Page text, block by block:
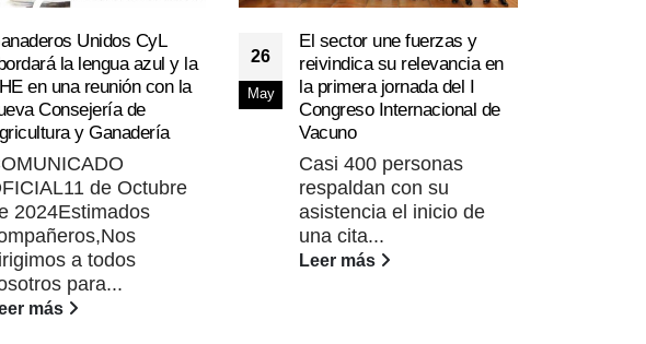
Unidos CyL
la lengua azul y la
en una reunión con la
Consejería de
y Ganadería
de Octubre
2024Estimados
a todos
para...
más
26
May
El sector une fuerzas y
reivindica su relevancia en
la primera jornada del I
Congreso Internacional de
Vacuno
Casi 400 personas
respaldan con su
asistencia el inicio de
una cita...
Leer más